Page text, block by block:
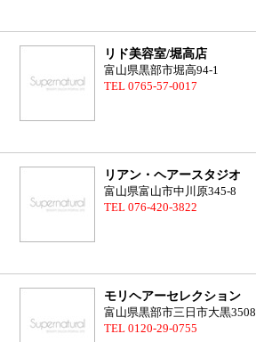
リド美容室/堀高店
富山県黒部市堀高94-1
TEL 0765-57-0017
リアン・ヘアースタジオ
富山県富山市中川原345-8
TEL 076-420-3822
モリヘアーセレクション
富山県黒部市三日市大黒3508
TEL 0120-29-0755